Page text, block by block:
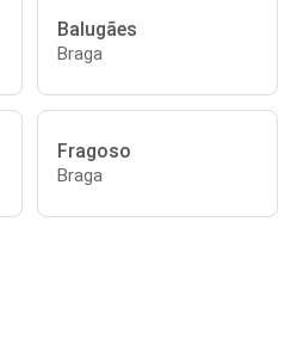
Balugães
Braga
Fragoso
Braga